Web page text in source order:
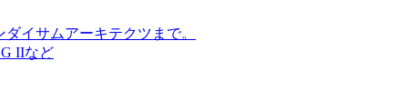
イサムアーキテクツまで。
IIなど